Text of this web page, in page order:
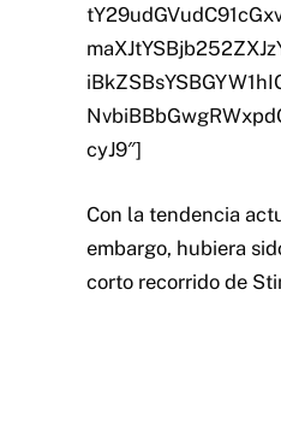
cyJ9″]
Con la tendencia
embargo, hubiera
corto recorrido de